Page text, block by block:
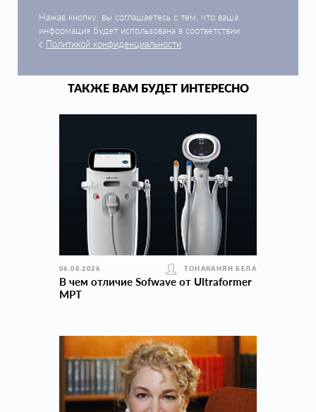
Нажав кнопку, вы соглашаетесь с тем, что ваша
информация будет использована в соответствии
с Политикой конфиденциальности
ТАКЖЕ ВАМ БУДЕТ ИНТЕРЕСНО
06.08.2026 ТОНАКАНЯН БЕЛА
В чем отличие Sofwave от Ultraformer
MPT